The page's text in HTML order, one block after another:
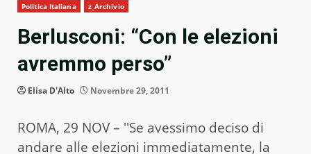
Politica Italiana z_Archivio
Berlusconi: “Con le elezioni
avremmo perso”
Elisa D'Alto Novembre 29, 2011
ROMA, 29 NOV – ''Se avessimo deciso di
andare alle elezioni immediatamente, la